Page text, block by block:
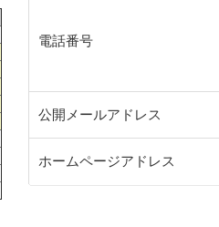
電話番号
公開メールアドレス
ホームページアドレス